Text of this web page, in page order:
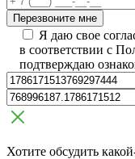
Я даю свое
в соответствии с
подтверждаю
Хотите обсудить